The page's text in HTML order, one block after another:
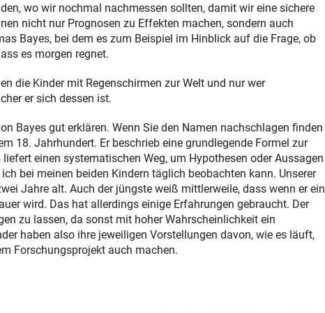
wo wir nochmal nachmessen sollten, damit wir eine sichere
nicht nur Prognosen zu Effekten machen, sondern auch
Bayes, bei dem es zum Beispiel im Hinblick auf die Frage, ob
es morgen regnet.
die Kinder mit Regenschirmen zur Welt und nur wer
er sich dessen ist.
Bayes gut erklären. Wenn Sie den Namen nachschlagen finden
18. Jahrhundert. Er beschrieb eine grundlegende Formel zur
einen systematischen Weg, um Hypothesen oder Aussagen
bei meinen beiden Kindern täglich beobachten kann. Unserer
Jahre alt. Auch der jüngste weiß mittlerweile, dass wenn er ein
wird. Das hat allerdings einige Erfahrungen gebraucht. Der
zu lassen, da sonst mit hoher Wahrscheinlichkeit ein
haben also ihre jeweiligen Vorstellungen davon, wie es läuft,
Forschungsprojekt auch machen.